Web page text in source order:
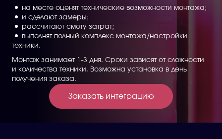
на месте оценят технические возможности монтажа;
и сделают замеры;
рассчитают смету затрат;
выполнят полный комплекс монтажа/настройки
техники.
Монтаж занимает 1-3 дня. Сроки зависят от сложности
и количества техники. Возможна установка в день
получения заказа.
Заказать интеграцию